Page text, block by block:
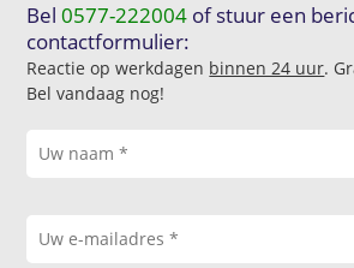
Bel0577-222004 of stuur een
contactformulier:
Reactie op werkdagen binnen 24 uur.
Bel vandaag nog!